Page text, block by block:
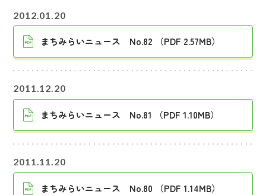
2012.01.20
まちみらいニュース No.82 （PDF 2.57MB）
2011.12.20
まちみらいニュース No.81 （PDF 1.10MB）
2011.11.20
まちみらいニュース No.80 （PDF 1.14MB）